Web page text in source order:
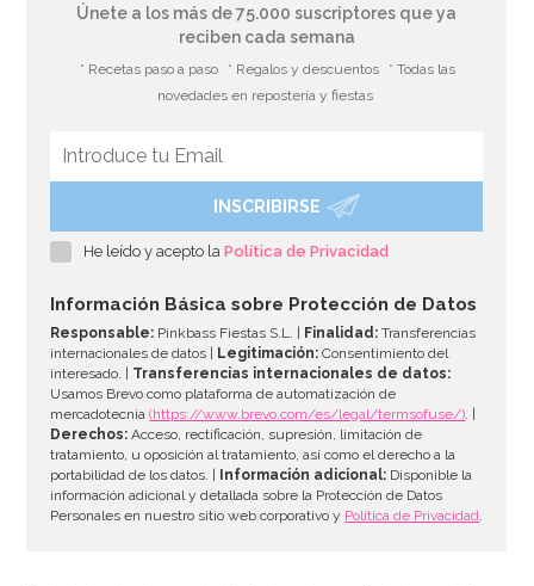
Moldes de Papel para Panettone de 900 gr 5 ud
AÑADIR
Únete a los más de 75.000 suscriptores que ya
reciben cada semana
* Recetas paso a paso * Regalos y descuentos
* Todas las
novedades en repostería y fiestas
INSCRIBIRSE
He leído y acepto laPolítica de Privacidad
Información Básica sobre Protección de Datos
Responsable: Pinkbass Fiestas S.L. | Finalidad: Transferencias
internacionales de datos |
Legitimación: Consentimiento del
interesado. | Transferencias internacionales de datos:
Usamos Brevo como plataforma de automatización de
mercadotecnia(https://www.brevo.com/es/legal/termsofuse/). |
Derechos: Acceso, rectificación, supresión, limitación de
tratamiento, u oposición al tratamiento, así como el derecho a la
portabilidad de los datos. |
Información adicional: Disponible la
información adicional y detallada sobre la Protección de Datos
Personales en nuestro sitio web corporativo y Política de Privacidad.